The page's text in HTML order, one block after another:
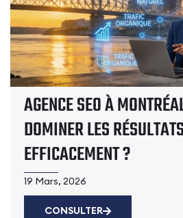
19 Mars, 2026
AGENCE SEO À
DOMINER LES
EFFICACEMENT ?
CONSULTER